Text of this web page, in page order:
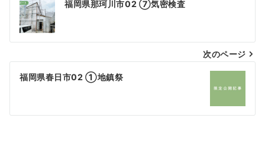
稿
ナ
ビ
福岡県那珂川市02 ⑦気密検査
次のページ
福岡県春日市02 ①地鎮祭